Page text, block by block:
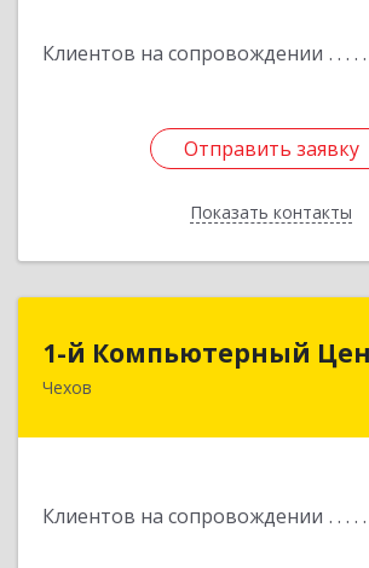
Клиентов на сопровождении
Отправить заявку
Показать контакты
Отправить заявку
Назад
1-й Компьютерный
Чехов
Клиентов на сопровождении
1-й
142306, Московская обл,